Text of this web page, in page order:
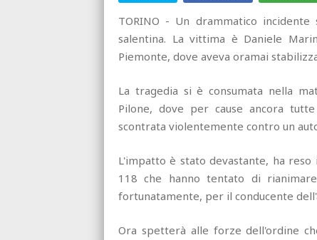
TORINO - Un drammatico
salentina. La vittima è Daniele
Piemonte, dove aveva oramai
La tragedia si è consumata nella
Pilone, dove per cause ancora
scontrata violentemente contro un
L'impatto è stato devastante, ha
118 che hanno tentato di
fortunatamente, per il conducente
Ora spetterà alle forze dell'ordine